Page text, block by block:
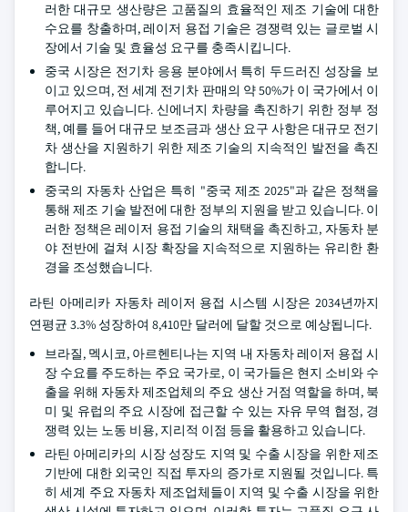
러한 대규모 생산량은 고품질의 효율적인 제조 기술에 대한
수요를 창출하며, 레이저 용접 기술은 경쟁력 있는 글로벌 시
장에서 기술 및 효율성 요구를 충족시킵니다.
중국 시장은 전기차 응용 분야에서 특히 두드러진 성장을 보
이고 있으며, 전 세계 전기차 판매의 약 50%가 이 국가에서 이
루어지고 있습니다. 신에너지 차량을 촉진하기 위한 정부 정
책, 예를 들어 대규모 보조금과 생산 요구 사항은 대규모 전기
차 생산을 지원하기 위한 제조 기술의 지속적인 발전을 촉진
합니다.
중국의 자동차 산업은 특히 "중국 제조 2025"과 같은 정책을
통해 제조 기술 발전에 대한 정부의 지원을 받고 있습니다. 이
러한 정책은 레이저 용접 기술의 채택을 촉진하고, 자동차 분
야 전반에 걸쳐 시장 확장을 지속적으로 지원하는 유리한 환
경을 조성했습니다.
라틴 아메리카 자동차 레이저 용접 시스템 시장은 2034년까지
연평균 3.3% 성장하여 8,410만 달러에 달할 것으로 예상됩니다.
브라질, 멕시코, 아르헨티나는 지역 내 자동차 레이저 용접 시
장 수요를 주도하는 주요 국가로, 이 국가들은 현지 소비와 수
출을 위해 자동차 제조업체의 주요 생산 거점 역할을 하며, 북
미 및 유럽의 주요 시장에 접근할 수 있는 자유 무역 협정, 경
쟁력 있는 노동 비용, 지리적 이점 등을 활용하고 있습니다.
라틴 아메리카의 시장 성장도 지역 및 수출 시장을 위한 제조
기반에 대한 외국인 직접 투자의 증가로 지원될 것입니다. 특
히 세계 주요 자동차 제조업체들이 지역 및 수출 시장을 위한